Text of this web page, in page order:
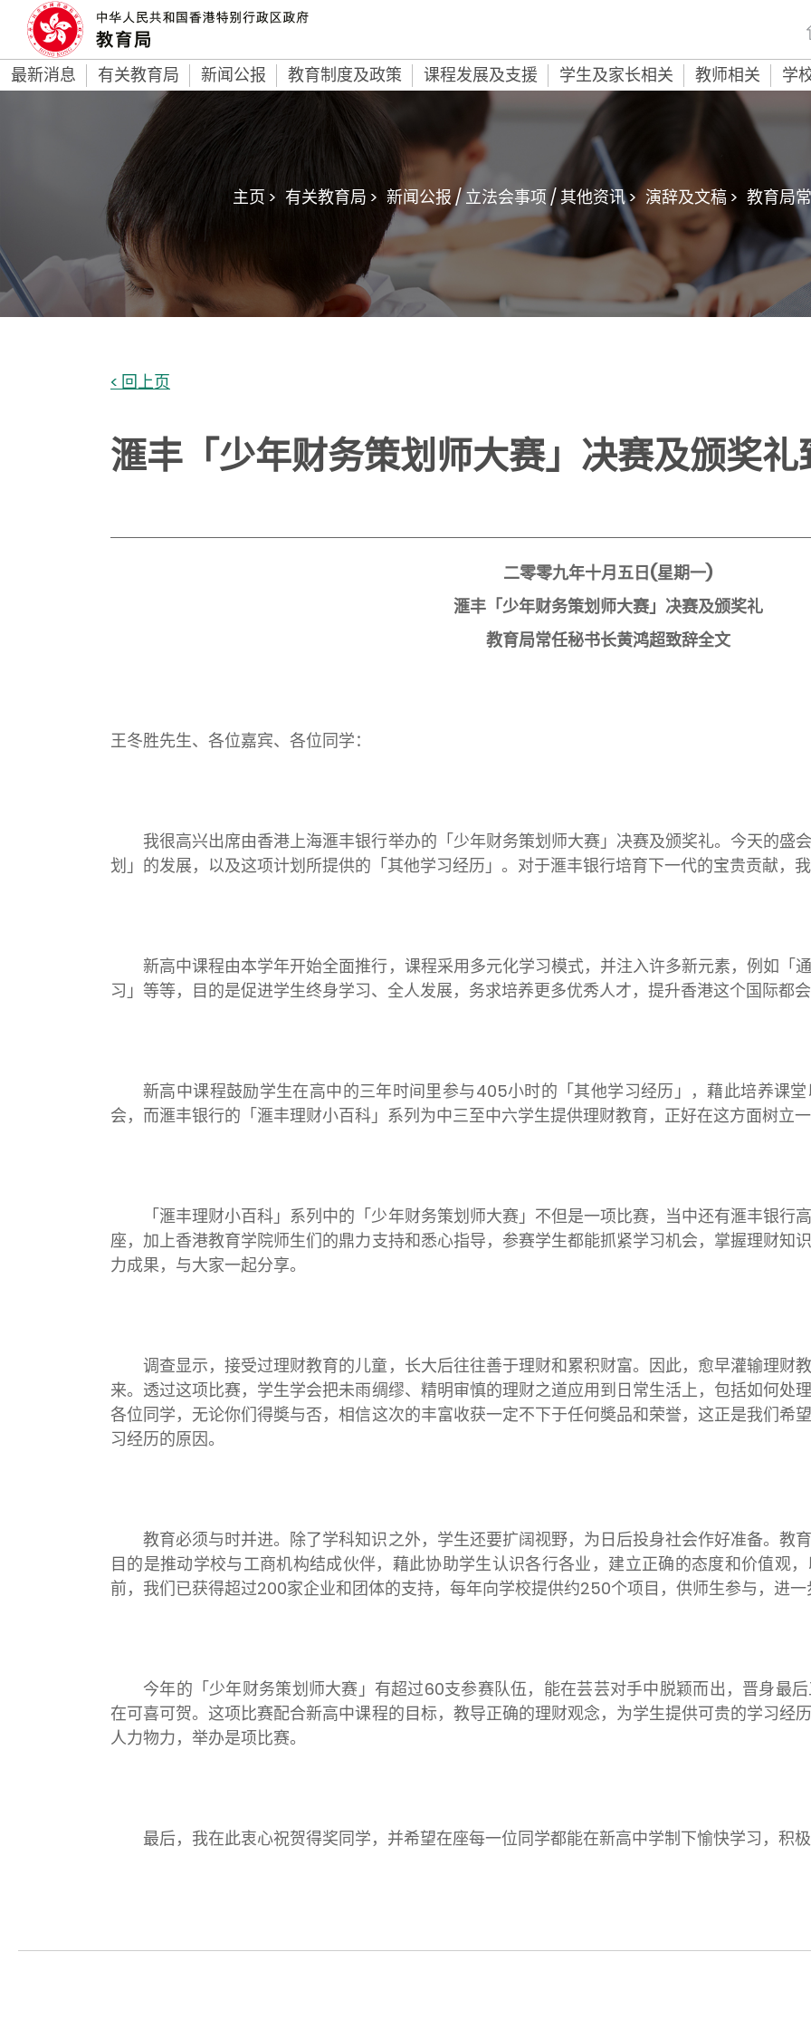
最新消息 有关教育局 新闻公报 教育制度及政策 课程发展及支援 学生及家长相关 教师相关 学
主页 > 有关教育局 > 新闻公报 / 立法会事项 / 其他资讯 > 演辞及文稿 > 教育局
< 回上页
滙丰「少年财务策划师大赛」决赛及颁奖
二零零九年十月五日(星期一)
滙丰「少年财务策划师大赛」决赛及颁奖礼
教育局常任秘书长黄鸿超致辞全文
王冬胜先生、各位嘉宾、各位同学：
我很高兴出席由香港上海滙丰银行举办的「少年财务策划师大赛」决赛及颁奖礼。今天的盛
划」的发展，以及这项计划所提供的「其他学习经历」。对于滙丰银行培育下一代的宝贵贡献，
新高中课程由本学年开始全面推行，课程采用多元化学习模式，并注入许多新元素，例如「
习」等等，目的是促进学生终身学习、全人发展，务求培养更多优秀人才，提升香港这个国际都
新高中课程鼓励学生在高中的三年时间里参与405小时的「其他学习经历」，藉此培养课
会，而滙丰银行的「滙丰理财小百科」系列为中三至中六学生提供理财教育，正好在这方面树立
「滙丰理财小百科」系列中的「少年财务策划师大赛」不但是一项比赛，当中还有滙丰银行
座，加上香港教育学院师生们的鼎力支持和悉心指导，参赛学生都能抓紧学习机会，掌握理财知
力成果，与大家一起分享。
调查显示，接受过理财教育的儿童，长大后往往善于理财和累积财富。因此，愈早灌输理财
来。透过这项比赛，学生学会把未雨绸缪、精明审慎的理财之道应用到日常生活上，包括如何处
各位同学，无论你们得奬与否，相信这次的丰富收获一定不下于任何奬品和荣誉，这正是我们希
习经历的原因。
教育必须与时并进。除了学科知识之外，学生还要扩阔视野，为日后投身社会作好准备。教
目的是推动学校与工商机构结成伙伴，藉此协助学生认识各行各业，建立正确的态度和价值观
前，我们已获得超过200家企业和团体的支持，每年向学校提供约250个项目，供师生参与，进
今年的「少年财务策划师大赛」有超过60支参赛队伍，能在芸芸对手中脱颖而出，晋身最
在可喜可贺。这项比赛配合新高中课程的目标，教导正确的理财观念，为学生提供可贵的学习经
人力物力，举办是项比赛。
最后，我在此衷心祝贺得奖同学，并希望在座每一位同学都能在新高中学制下愉快学习，积